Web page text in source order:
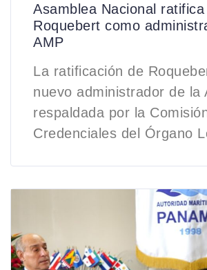
Asamblea Nacional
Roquebert como
AMP
La ratificación de
nuevo administrador de la
respaldada por la
Credenciales del Órgano